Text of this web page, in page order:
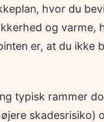
hvor du
og
er, at du ikke
typisk rammer
skadesrisiko)